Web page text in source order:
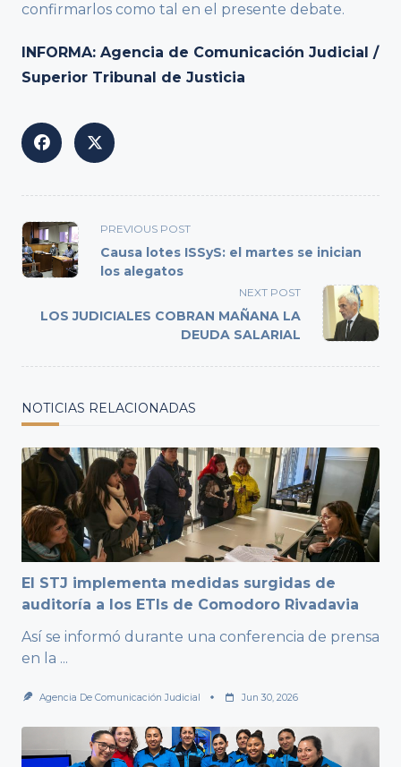
confirmarlos como tal en el presente debate.
INFORMA: Agencia de Comunicación Judicial /
Superior Tribunal de Justicia
<span
class="nav-
subtitle
reader-
PREVIOUS POST
Causa lotes ISSyS: el martes se inician
los alegatos
NEXT POST
LOS JUDICIALES COBRAN MAÑANA LA
DEUDA SALARIAL
NOTICIAS RELACIONADAS
El STJ implementa medidas surgidas de
auditoría a los ETIs de Comodoro Rivadavia
Así se informó durante una conferencia de prensa
en la ...
Agencia De Comunicación Judicial Jun 30, 2026